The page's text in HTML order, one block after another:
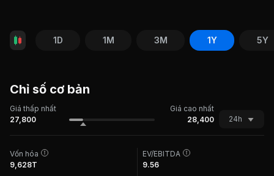
1D 1M 3M 1Y 5Y
Chỉ số cơ bản
Giá thấp nhất
Giá cao nhất
27,800
28,400 24h
Vốn hóa
9,628T
EV/EBITDA
9.56